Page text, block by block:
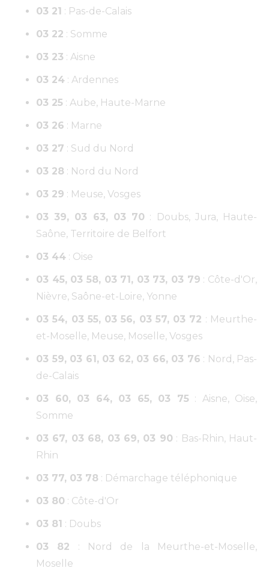
03 21 : Pas-de-Calais
03 22 : Somme
03 23 : Aisne
03 24 : Ardennes
03 25 : Aube, Haute-Marne
03 26 : Marne
03 27 : Sud du Nord
03 28 : Nord du Nord
03 29 : Meuse, Vosges
03 39, 03 63, 03 70 : Doubs, Jura, Haute-
Saône, Territoire de Belfort
03 44 : Oise
03 45, 03 58, 03 71, 03 73, 03 79 : Côte-d'Or,
Nièvre, Saône-et-Loire, Yonne
03 54, 03 55, 03 56, 03 57, 03 72 : Meurthe-
et-Moselle, Meuse, Moselle, Vosges
03 59, 03 61, 03 62, 03 66, 03 76 : Nord, Pas-
de-Calais
03 60, 03 64, 03 65, 03 75 : Aisne, Oise,
Somme
03 67, 03 68, 03 69, 03 90 : Bas-Rhin, Haut-
Rhin
03 77, 03 78 : Démarchage téléphonique
03 80 : Côte-d'Or
03 81 : Doubs
03 82 : Nord de la Meurthe-et-Moselle,
Moselle